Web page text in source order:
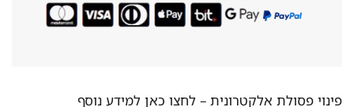
פינוי פסולת אלקטרונית –לחצו כאן למידע נוסף